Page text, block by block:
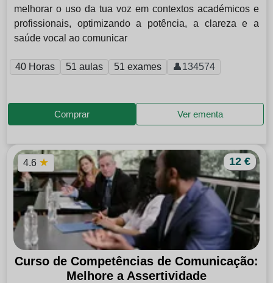
melhorar o uso da tua voz em contextos académicos e
profissionais, optimizando a potência, a clareza e a
saúde vocal ao comunicar
40 Horas 51 aulas 51 exames 👤134574
Comprar Ver ementa
Curso de Competências de Comunicação:
Melhore a Assertividade
12 €
4.6 ★